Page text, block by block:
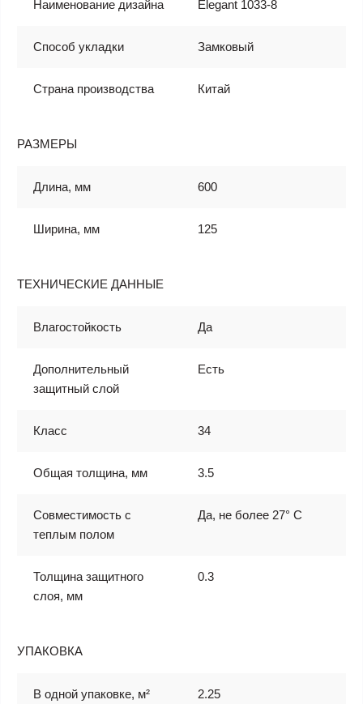
Наименование дизайна Elegant 1033-8
Способ укладки Замковый
Страна производства Китай
РАЗМЕРЫ
Длина, мм 600
Ширина, мм 125
ТЕХНИЧЕСКИЕ ДАННЫЕ
Влагостойкость Да
Дополнительный
защитный слой
Есть
Класс 34
Общая толщина, мм 3.5
Совместимость с
теплым полом
Да, не более 27° С
Толщина защитного
слоя, мм
0.3
УПАКОВКА
В одной упаковке, м² 2.25